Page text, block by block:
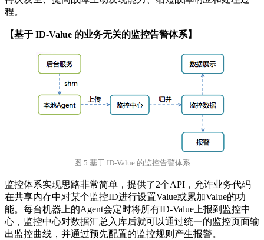
程。
【基于 ID-Value 的业务无关的监控告警体系】
图 5 基于 ID-Value 的监控告警体系
监控体系实现思路非常简单，提供了2个API，允许业务代码
在共享内存中对某个监控ID进行设置Value或累加Value的功
能。每台机器上的Agent会定时将所有ID-Value上报到监控中
心，监控中心对数据汇总入库后就可以通过统一的监控页面输
出监控曲线，并通过预先配置的监控规则产生报警。